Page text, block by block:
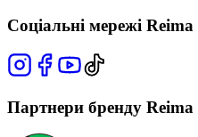
Соціальні мережі Reima
Партнери бренду Reima